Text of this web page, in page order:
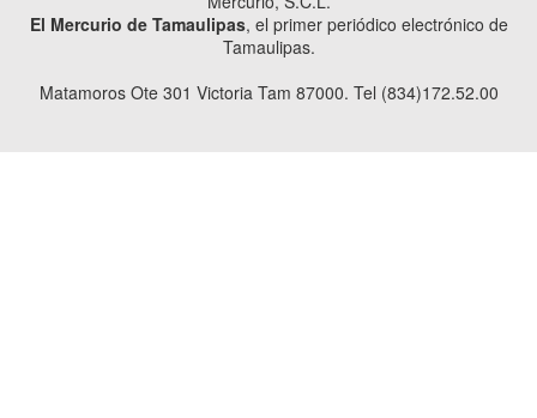
El Mercurio de Tamaulipas, el primer periódico electrónico de
Tamaulipas.
Matamoros Ote 301 Victoria Tam 87000. Tel (834)172.52.00